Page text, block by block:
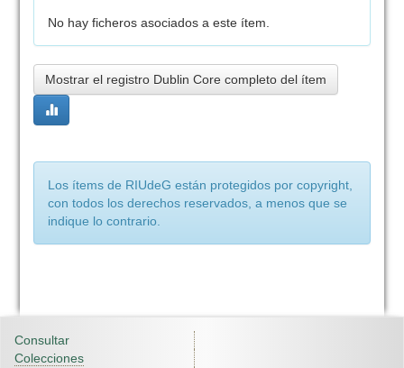
No hay ficheros asociados a este ítem.
Mostrar el registro Dublin Core completo del ítem
Los ítems de RIUdeG están protegidos por copyright,
con todos los derechos reservados, a menos que se
indique lo contrario.
Consultar
Colecciones